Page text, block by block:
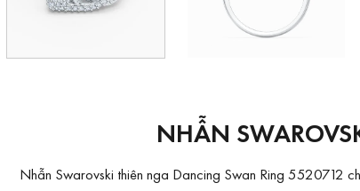
NHẪN
Nhẫn Swarovski thiên nga Dancing Swan Ring 5520712